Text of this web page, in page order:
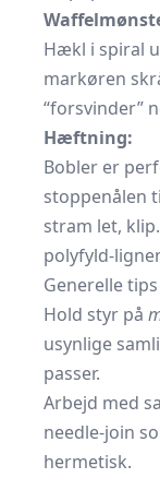
Hækl i spiral
markøren
“forsvinder”
Hæftning:
Bobler er
stoppenålen
stram let,
polyfyld-
Generelle tips
Hold styr på
usynlige
passer.
Arbejd med
needle-join
hermetisk.